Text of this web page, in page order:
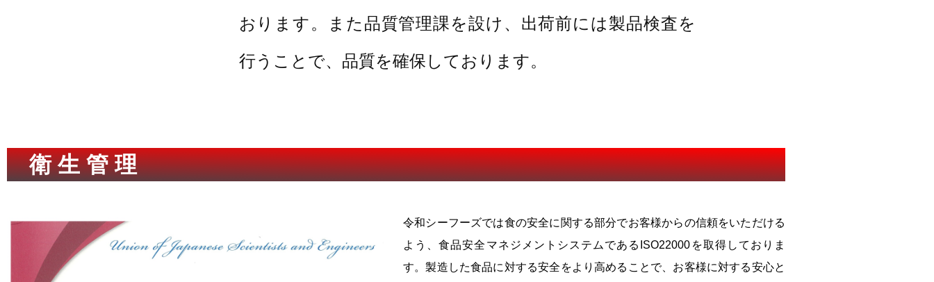
おります。また品質管理課を設け、出荷前には製品検査を
行うことで、品質を確保しております。
衛 生 管 理
令和シーフーズでは食の安全に関する部分でお客様からの信頼をいただける
よう、食品安全マネジメントシステムであるISO22000を取得しておりま
す。製造した食品に対する安全をより高めることで、お客様に対する安心と